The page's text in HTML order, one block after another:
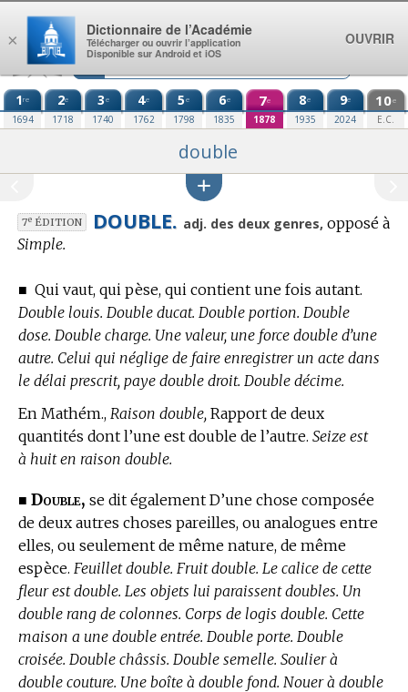
Aller au contenu
1re
1694
2e
1718
3e
1740
4e
1762
5e
1798
6e
1835
7e
1878
8e
1935
9e
2024
10e
E.C.
double
7eÉDITION DOUBLE. adj. des deux genres, opposé à
Simple.
■ Qui vaut, qui pèse, qui contient une fois autant.
Double louis. Double ducat. Double portion. Double
dose. Double charge. Une valeur, une force double d’une
autre. Celui qui néglige de faire enregistrer un acte dans
le délai prescrit, paye double droit. Double décime.
En Mathém., Raison double, Rapport de deux
quantités dont l’une est double de l’autre. Seize est
à huit en raison double.
■ Double, se dit également D’une chose composée
de deux autres choses pareilles, ou analogues entre
elles, ou seulement de même nature, de même
espèce. Feuillet double. Fruit double. Le calice de cette
fleur est double. Les objets lui paraissent doubles. Un
double rang de colonnes. Corps de logis double. Cette
maison a une double entrée. Double porte. Double
croisée. Double châssis. Double semelle. Soulier à
double couture. Une boîte à double fond. Nouer à double
×
Dictionnaire de l’Académie
Télécharger ou ouvrir l’application
Disponible sur Android et iOS
OUVRIR